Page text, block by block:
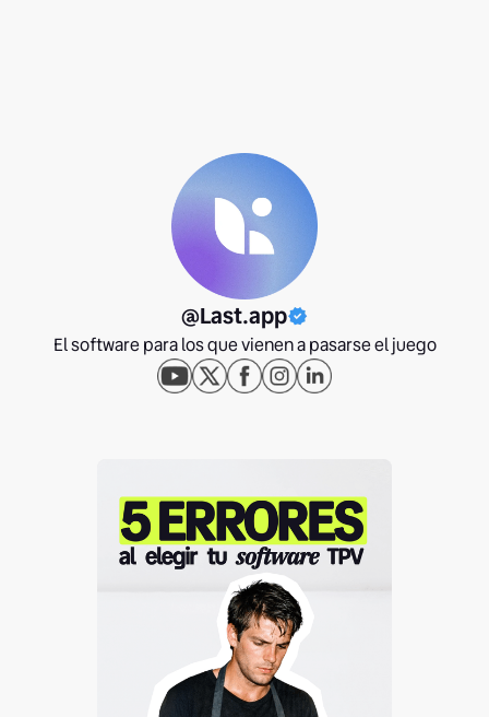
@Last.app
El software para los que vienen a pasarse el juego